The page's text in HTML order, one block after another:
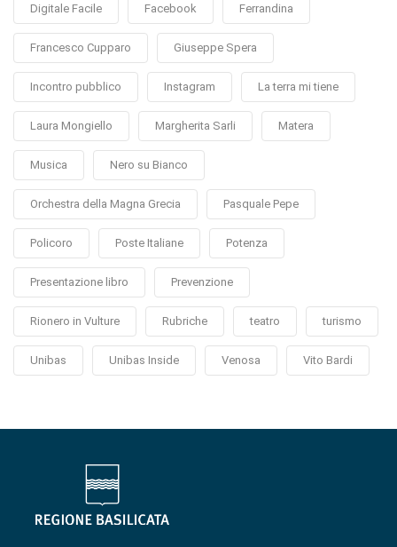
Digitale Facile Facebook Ferrandina
Francesco Cupparo Giuseppe Spera
Incontro pubblico Instagram La terra mi tiene
Laura Mongiello Margherita Sarli Matera
Musica Nero su Bianco
Orchestra della Magna Grecia Pasquale Pepe
Policoro Poste Italiane Potenza
Presentazione libro Prevenzione
Rionero in Vulture Rubriche teatro turismo
Unibas Unibas Inside Venosa Vito Bardi